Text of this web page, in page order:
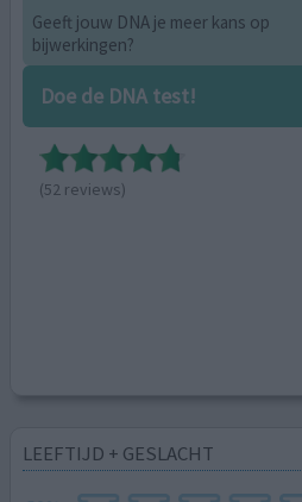
Geeft jouw DNA je meer kans op
bijwerkingen?
Doe de DNA test!
(52 reviews)
LEEFTIJD + GESLACHT